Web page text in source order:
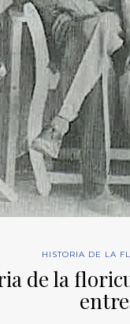
HISTORIA DE LA
de la